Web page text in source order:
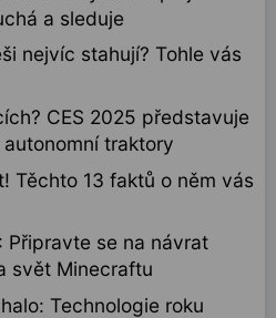
a sleduje
nejvíc stahují? Tohle vás
CES 2025 představuje
traktory
Těchto 13 faktů o něm vás
Připravte se na návrat
svět Minecraftu
Technologie roku